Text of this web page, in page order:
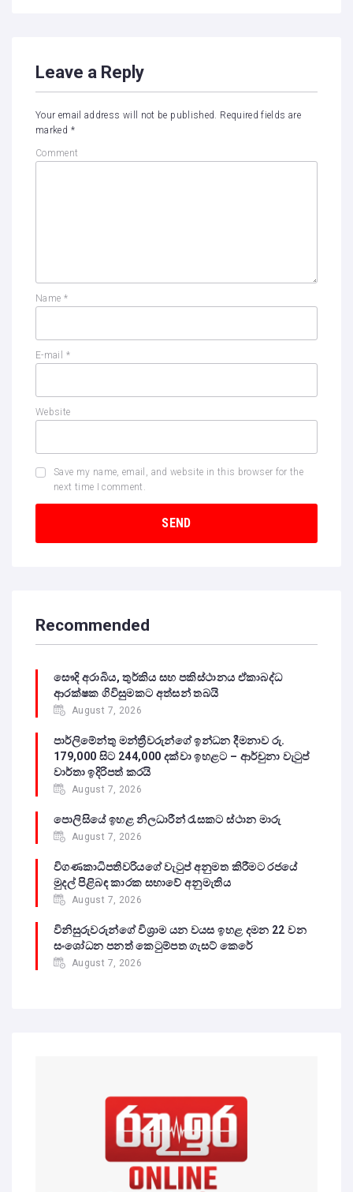
Leave a Reply
Your email address will not be published.
Required fields are
marked *
Comment
Name *
E-mail *
Website
Save my name, email, and website in this browser for the
next time I comment.
Recommended
සෞදි අරාබිය, තුර්කිය සහ පකිස්ථානය ඒකාබද්ධ
ආරක්ෂක ගිවිසුමකට අත්සන් තබයි
August 7, 2026
පාර්ලිමේන්තු මන්ත්‍රීවරුන්ගේ ඉන්ධන දීමනාව රු.
179,000 සිට 244,000 දක්වා ඉහළට – ආර්චුනා වැටුප්
වාර්තා ඉදිරිපත් කරයි
August 7, 2026
පොලිසියේ ඉහළ නිලධාරීන් රැසකට ස්ථාන මාරු
August 7, 2026
විගණකාධිපතිවරියගේ වැටුප් අනුමත කිරීමට රජයේ
මුදල් පිළිබඳ කාරක සභාවේ අනුමැතිය
August 7, 2026
විනිසුරුවරුන්ගේ විශ්‍රාම යන වයස ඉහළ දමන 22 වන
සංශෝධන පනත් කෙටුම්පත ගැසට් කෙරේ
August 7, 2026